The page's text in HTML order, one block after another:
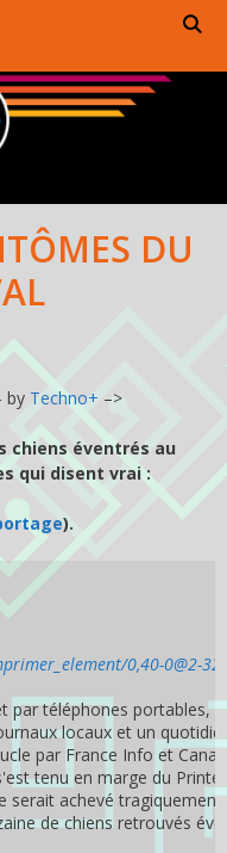
DU
by Techno+ –>
chiens éventrés au
qui disent vrai :
).
0,40-0@2-
par téléphones portables,
locaux et un
par France Info et
tenu en marge du
serait achevé
de chiens retrouvés